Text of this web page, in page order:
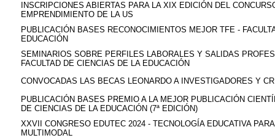
INSCRIPCIONES ABIERTAS PARA LA XIX EDICIÓN DEL
EMPRENDIMIENTO DE LA US
PUBLICACIÓN BASES RECONOCIMIENTOS MEJOR TFE -
EDUCACIÓN
SEMINARIOS SOBRE PERFILES LABORALES Y SALIDAS
FACULTAD DE CIENCIAS DE LA EDUCACIÓN
CONVOCADAS LAS BECAS LEONARDO A INVESTIGADORES Y
PUBLICACIÓN BASES PREMIO A LA MEJOR PUBLICACIÓN
DE CIENCIAS DE LA EDUCACIÓN (7ª EDICIÓN)
XXVII CONGRESO EDUTEC 2024 - TECNOLOGÍA EDUCATIVA
MULTIMODAL